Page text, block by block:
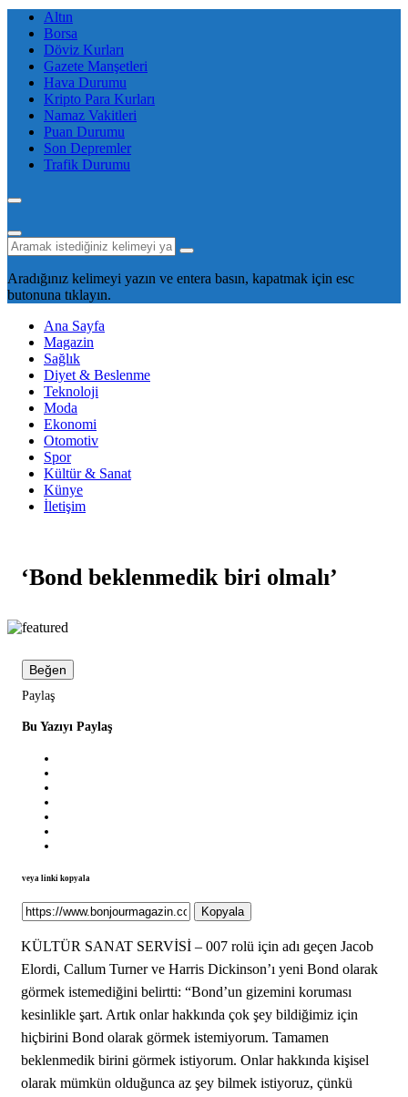
Altın
Borsa
Döviz Kurları
Gazete Manşetleri
Hava Durumu
Kripto Para Kurları
Namaz Vakitleri
Puan Durumu
Son Depremler
Trafik Durumu
Aradığınız kelimeyi yazın ve entera basın, kapatmak için esc
butonuna tıklayın.
Ana Sayfa
Magazin
Sağlık
Diyet & Beslenme
Teknoloji
Moda
Ekonomi
Otomotiv
Spor
Kültür & Sanat
Künye
İletişim
‘Bond beklenmedik biri olmalı’
Beğen
Paylaş
Bu Yazıyı Paylaş
veya linki kopyala
Kopyala
KÜLTÜR SANAT SERVİSİ – 007 rolü için adı geçen Jacob
Elordi, Callum Turner ve Harris Dickinson’ı yeni Bond olarak
görmek istemediğini belirtti: “Bond’un gizemini koruması
kesinlikle şart. Artık onlar hakkında çok şey bildiğimiz için
hiçbirini Bond olarak görmek istemiyorum. Tamamen
beklenmedik birini görmek istiyorum. Onlar hakkında kişisel
olarak mümkün olduğunca az şey bilmek istiyoruz, çünkü